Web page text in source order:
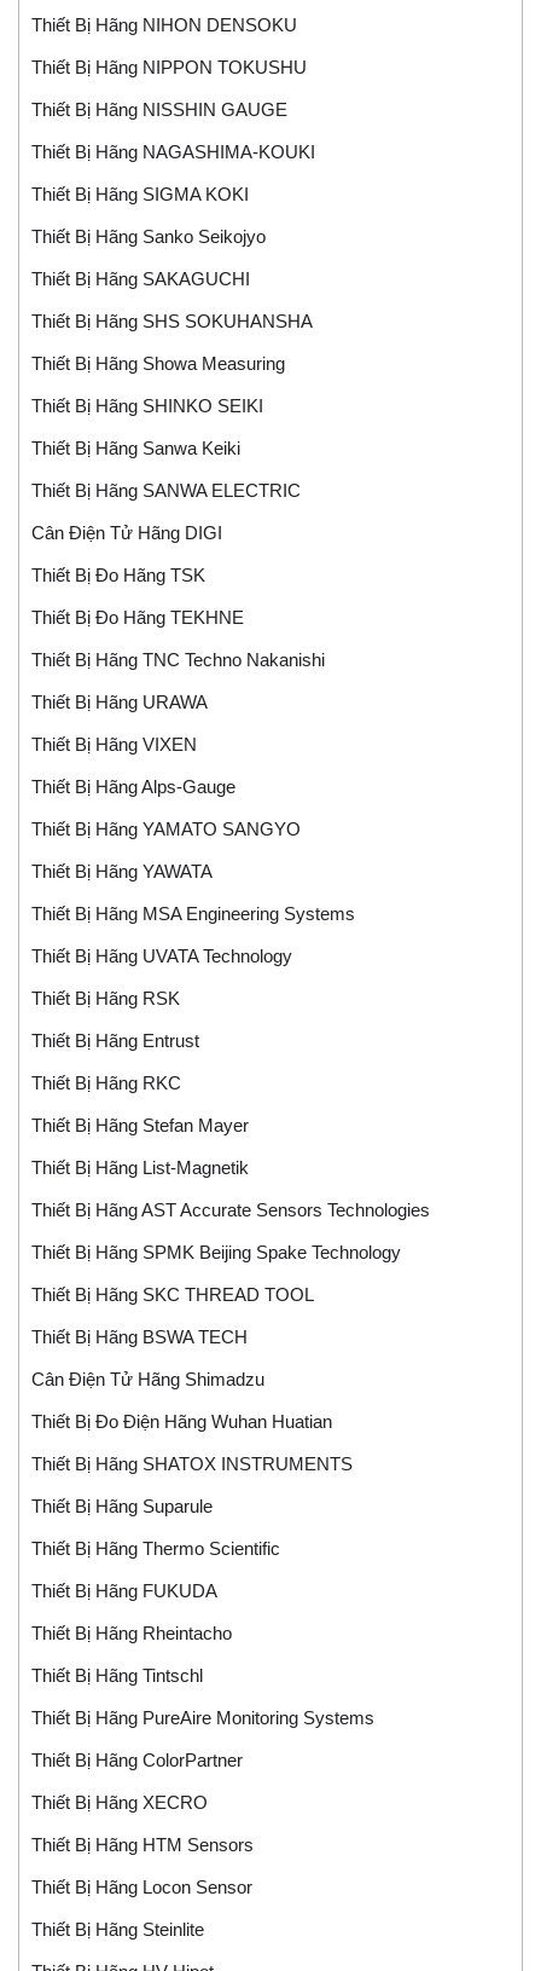
Thiết Bị Hãng NIHON DENSOKU
Thiết Bị Hãng NIPPON TOKUSHU
Thiết Bị Hãng NISSHIN GAUGE
Thiết Bị Hãng NAGASHIMA-KOUKI
Thiết Bị Hãng SIGMA KOKI
Thiết Bị Hãng Sanko Seikojyo
Thiết Bị Hãng SAKAGUCHI
Thiết Bị Hãng SHS SOKUHANSHA
Thiết Bị Hãng Showa Measuring
Thiết Bị Hãng SHINKO SEIKI
Thiết Bị Hãng Sanwa Keiki
Thiết Bị Hãng SANWA ELECTRIC
Cân Điện Tử Hãng DIGI
Thiết Bị Đo Hãng TSK
Thiết Bị Đo Hãng TEKHNE
Thiết Bị Hãng TNC Techno Nakanishi
Thiết Bị Hãng URAWA
Thiết Bị Hãng VIXEN
Thiết Bị Hãng Alps-Gauge
Thiết Bị Hãng YAMATO SANGYO
Thiết Bị Hãng YAWATA
Thiết Bị Hãng MSA Engineering Systems
Thiết Bị Hãng UVATA Technology
Thiết Bị Hãng RSK
Thiết Bị Hãng Entrust
Thiết Bị Hãng RKC
Thiết Bị Hãng Stefan Mayer
Thiết Bị Hãng List-Magnetik
Thiết Bị Hãng AST Accurate Sensors Technologies
Thiết Bị Hãng SPMK Beijing Spake Technology
Thiết Bị Hãng SKC THREAD TOOL
Thiết Bị Hãng BSWA TECH
Cân Điện Tử Hãng Shimadzu
Thiết Bị Đo Điện Hãng Wuhan Huatian
Thiết Bị Hãng SHATOX INSTRUMENTS
Thiết Bị Hãng Suparule
Thiết Bị Hãng Thermo Scientific
Thiết Bị Hãng FUKUDA
Thiết Bị Hãng Rheintacho
Thiết Bị Hãng Tintschl
Thiết Bị Hãng PureAire Monitoring Systems
Thiết Bị Hãng ColorPartner
Thiết Bị Hãng XECRO
Thiết Bị Hãng HTM Sensors
Thiết Bị Hãng Locon Sensor
Thiết Bị Hãng Steinlite